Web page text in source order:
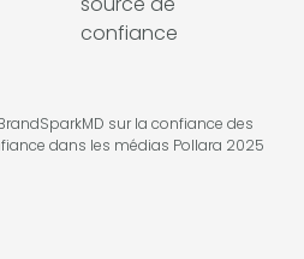
sur la confiance des
dans les médias Pollara 2025